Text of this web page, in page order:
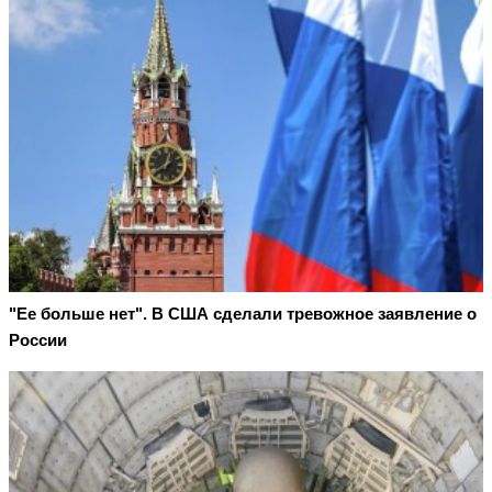
"Ее больше нет". В США сделали тревожное заявление о
России